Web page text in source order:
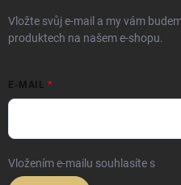
Vložte svůj e-mail a my vám
produktech na našem e-shopu.
E-MAIL
Vložením e-mailu souhlasíte s